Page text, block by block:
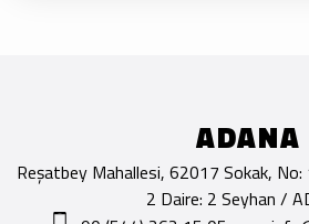
ADANA
Reşatbey Mahallesi, 62017 Sokak, No:
2 Daire: 2 Seyhan /